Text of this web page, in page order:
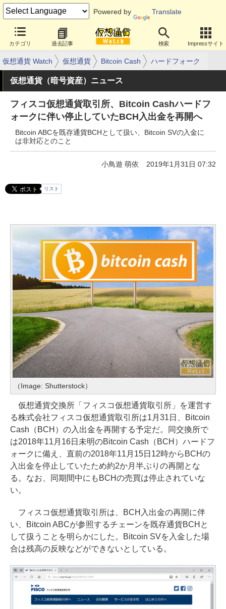
Powered by Translate
カテゴリ 過去記事 検索 Impressサイト
仮想通貨 Watch 仮想通貨 Bitcoin Cash ハードフォーク
仮想通貨（暗号資産）ニュース
フィスコ仮想通貨取引所、Bitcoin Cashハードフ
ォークに伴い停止していたBCH入出金を再開へ
Bitcoin ABCを既存通貨BCHとして扱い、Bitcoin SVの入金に
は非対応とのこと
小鳥遊 萌依 2019年1月31日 07:32
リスト
（Image: Shutterstock）
仮想通貨交換所「フィスコ仮想通貨取引所」を運営す
る株式会社フィスコ仮想通貨取引所は1月31日、Bitcoin
Cash（BCH）の入出金を再開する予定だ。同交換所で
は2018年11月16日未明のBitcoin Cash（BCH）ハードフ
ォークに備え、直前の2018年11月15日12時からBCHの
入出金を停止していたため約2か月半ぶりの再開とな
る。なお、同期間中にもBCHの売買は停止されていな
い。
フィスコ仮想通貨取引所は、BCH入出金の再開に伴
い、Bitcoin ABCが参照するチェーンを既存通貨BCHと
して扱うことを明らかにした。Bitcoin SVを入金した場
合は残高の反映などができないとしている。